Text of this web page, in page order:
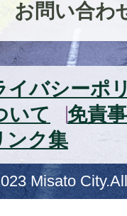
お問い合わ
イバシーポ
いて
免責
ンク集
Misato